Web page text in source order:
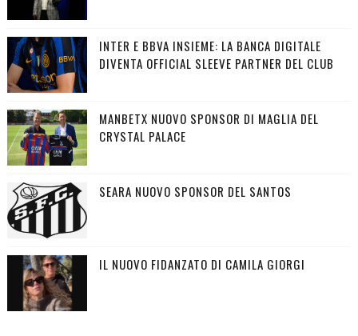
INTER E BBVA INSIEME: LA BANCA DIGITALE
DIVENTA OFFICIAL SLEEVE PARTNER DEL CLUB
MANBETX NUOVO SPONSOR DI MAGLIA DEL
CRYSTAL PALACE
SEARA NUOVO SPONSOR DEL SANTOS
IL NUOVO FIDANZATO DI CAMILA GIORGI